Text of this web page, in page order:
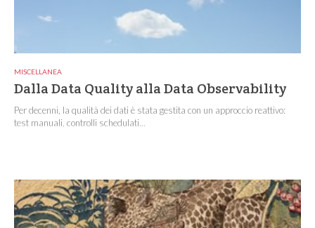
MISCELLANEA
Dalla Data Quality alla Data Observability
Per decenni, la qualità dei dati è stata gestita con un approccio reattivo:
test manuali, controlli schedulati...